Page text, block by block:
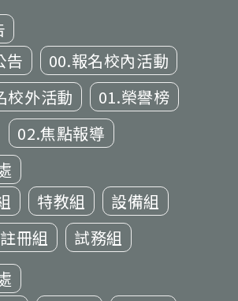
告
00.報名校內活動
校外活動
01.榮譽榜
02.焦點報導
特教組
設備組
註冊組
試務組